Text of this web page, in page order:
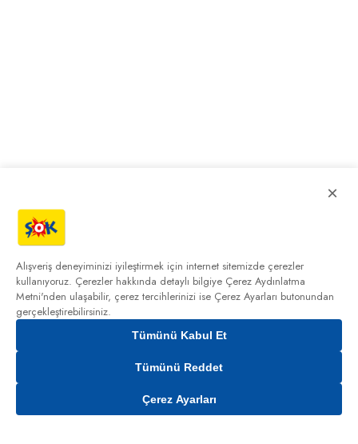
Gelince Haber Ver
×
Alışveriş deneyiminizi iyileştirmek için internet sitemizde çerezler
kullanıyoruz. Çerezler hakkında detaylı bilgiye Çerez Aydınlatma
Metni'nden ulaşabilir, çerez tercihlerinizi ise Çerez Ayarları butonundan
gerçekleştirebilirsiniz.
Tümünü Kabul Et
Tümünü Reddet
Çerez Ayarları